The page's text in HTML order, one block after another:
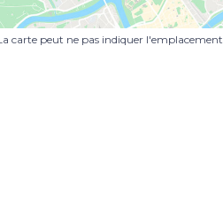
carte peut ne pas indiquer